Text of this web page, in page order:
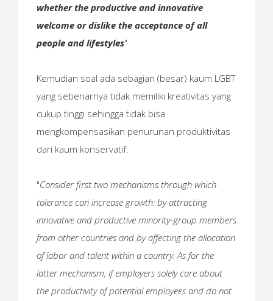
whether the productive and innovative
welcome or dislike the acceptance of all
people and lifestyles"
Kemudian soal ada sebagian (besar) kaum LGBT
yang sebenarnya tidak memiliki kreativitas yang
cukup tinggi sehingga tidak bisa
mengkompensasikan penurunan produktivitas
dari kaum konservatif:
"Consider first two mechanisms through which
tolerance can increase growth: by attracting
innovative and productive minority-group members
from other countries and by affecting the allocation
of labor and talent within a country. As for the
latter mechanism, if employers solely care about
the productivity of potential employees and do not